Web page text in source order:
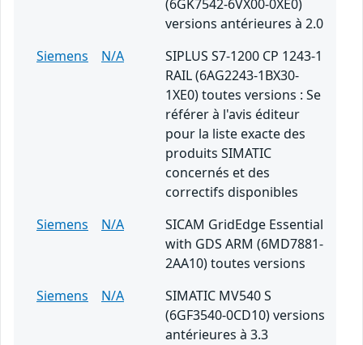
(6GK7542-6VX00-0XE0)
versions antérieures à 2.0
Siemens
N/A
SIPLUS S7-1200 CP 1243-1
RAIL (6AG2243-1BX30-
1XE0) toutes versions : Se
référer à l'avis éditeur
pour la liste exacte des
produits SIMATIC
concernés et des
correctifs disponibles
Siemens
N/A
SICAM GridEdge Essential
with GDS ARM (6MD7881-
2AA10) toutes versions
Siemens
N/A
SIMATIC MV540 S
(6GF3540-0CD10) versions
antérieures à 3.3